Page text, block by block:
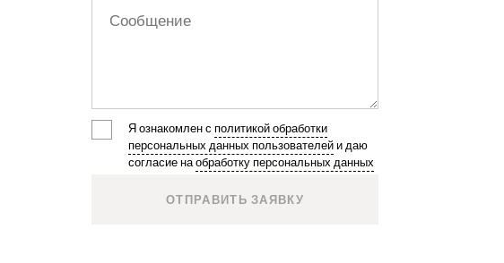
Я ознакомлен сполитикой обработки
персональных данных пользователейи даю
согласие наобработку персональных данных